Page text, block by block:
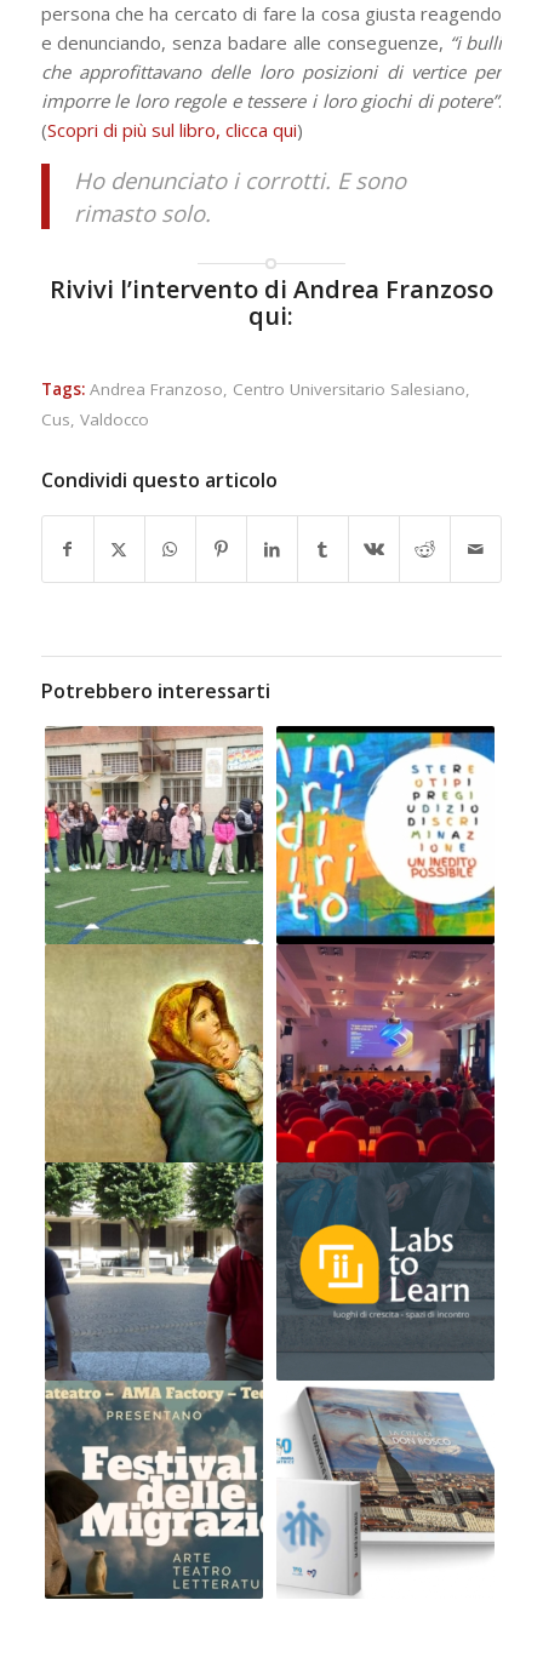
persona che ha cercato di fare la cosa giusta reagendo
e denunciando, senza badare alle conseguenze, “i bulli
che approfittavano delle loro posizioni di vertice per
imporre le loro regole e tessere i loro giochi di potere”.
(Scopri di più sul libro, clicca qui)
Ho denunciato i corrotti. E sono
rimasto solo.
Rivivi l’intervento di Andrea Franzoso
qui:
Tags: Andrea Franzoso, Centro Universitario Salesiano,
Cus, Valdocco
Condividi questo articolo
Potrebbero interessarti